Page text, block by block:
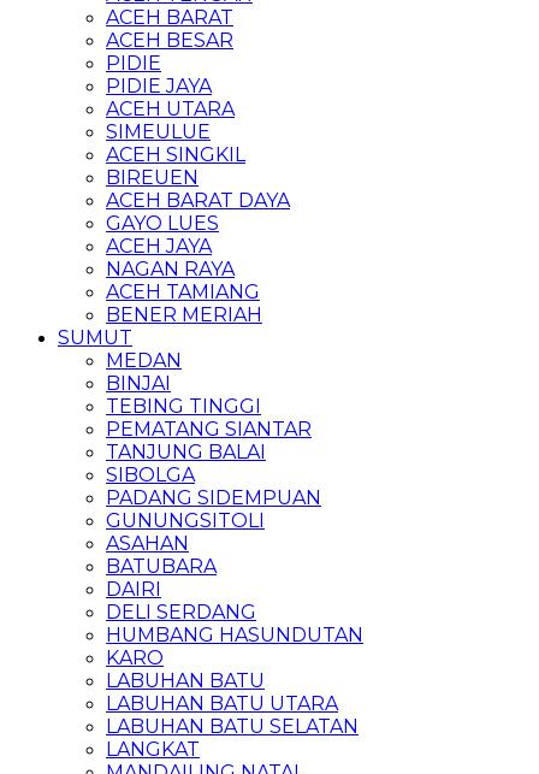
ACEH BARAT
ACEH BESAR
PIDIE
PIDIE JAYA
ACEH UTARA
SIMEULUE
ACEH SINGKIL
BIREUEN
ACEH BARAT DAYA
GAYO LUES
ACEH JAYA
NAGAN RAYA
ACEH TAMIANG
BENER MERIAH
SUMUT
MEDAN
BINJAI
TEBING TINGGI
PEMATANG SIANTAR
TANJUNG BALAI
SIBOLGA
PADANG SIDEMPUAN
GUNUNGSITOLI
ASAHAN
BATUBARA
DAIRI
DELI SERDANG
HUMBANG HASUNDUTAN
KARO
LABUHAN BATU
LABUHAN BATU UTARA
LABUHAN BATU SELATAN
LANGKAT